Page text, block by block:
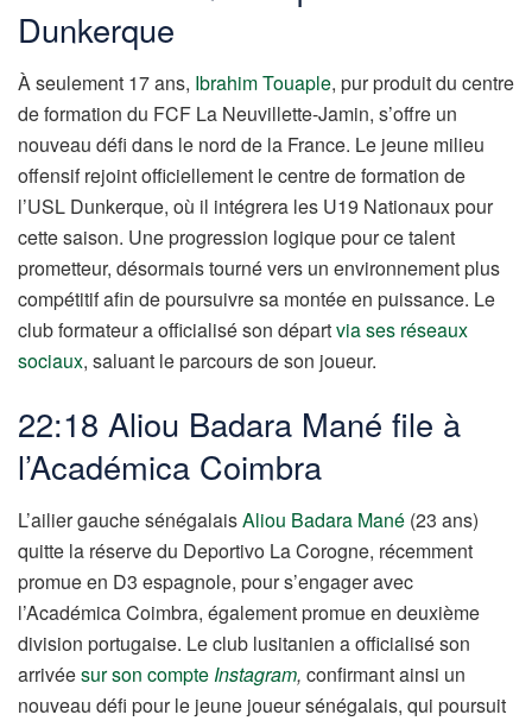
Dunkerque
À seulement 17 ans, Ibrahim Touaple, pur produit du centre
de formation du FCF La Neuvillette-Jamin, s’offre un
nouveau défi dans le nord de la France. Le jeune milieu
offensif rejoint officiellement le centre de formation de
l’USL Dunkerque, où il intégrera les U19 Nationaux pour
cette saison. Une progression logique pour ce talent
prometteur, désormais tourné vers un environnement plus
compétitif afin de poursuivre sa montée en puissance. Le
club formateur a officialisé son départvia ses réseaux
sociaux, saluant le parcours de son joueur.
22:18 Aliou Badara Mané file à
l’Académica Coimbra
L’ailier gauche sénégalaisAliou Badara Mané (23 ans)
quitte la réserve du Deportivo La Corogne, récemment
promue en D3 espagnole, pour s’engager avec
l’Académica Coimbra, également promue en deuxième
division portugaise. Le club lusitanien a officialisé son
arrivéesur son compteInstagram, confirmant ainsi un
nouveau défi pour le jeune joueur sénégalais, qui poursuit